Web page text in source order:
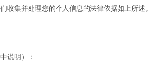
收集并处理您的个人信息的法律依据如上所述。
说明）：